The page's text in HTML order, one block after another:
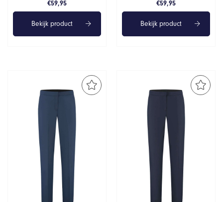
€59,95
Bekijk product
€59,95
Bekijk product